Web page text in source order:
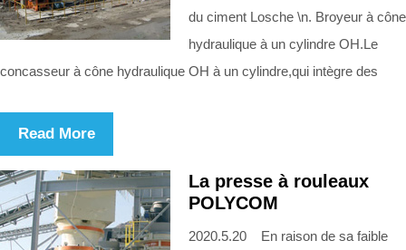
du ciment Losche \n. Broyeur à cône
hydraulique à un cylindre OH.Le
concasseur à cône hydraulique OH à un cylindre,qui intègre des
Read More
La presse à rouleaux
POLYCOM
2020.5.20 En raison de sa faible